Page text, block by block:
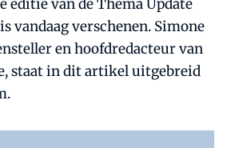
editie van de Thema Update
vandaag verschenen. Simone
en hoofdredacteur van
staat in dit artikel uitgebreid